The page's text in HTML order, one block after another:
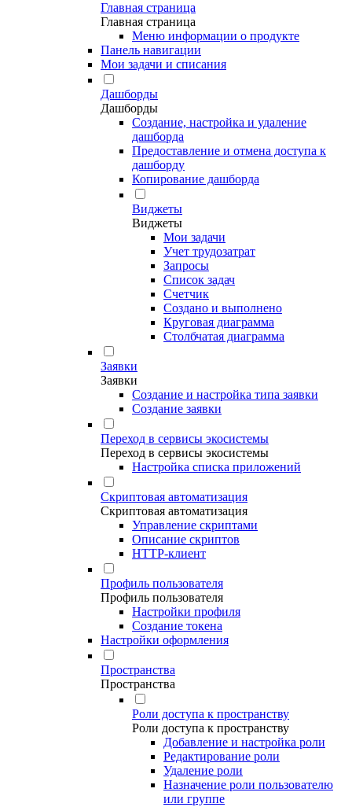
Главная страница
Главная страница
Меню информации о продукте
Панель навигации
Мои задачи и списания
Дашборды
Дашборды
Создание, настройка и удаление
дашборда
Предоставление и отмена доступа к
дашборду
Копирование дашборда
Виджеты
Виджеты
Мои задачи
Учет трудозатрат
Запросы
Список задач
Счетчик
Создано и выполнено
Круговая диаграмма
Столбчатая диаграмма
Заявки
Заявки
Создание и настройка типа заявки
Создание заявки
Переход в сервисы экосистемы
Переход в сервисы экосистемы
Настройка списка приложений
Скриптовая автоматизация
Скриптовая автоматизация
Управление скриптами
Описание скриптов
HTTP-клиент
Профиль пользователя
Профиль пользователя
Настройки профиля
Создание токена
Настройки оформления
Пространства
Пространства
Роли доступа к пространству
Роли доступа к пространству
Добавление и настройка роли
Редактирование роли
Удаление роли
Назначение роли пользователю
или группе